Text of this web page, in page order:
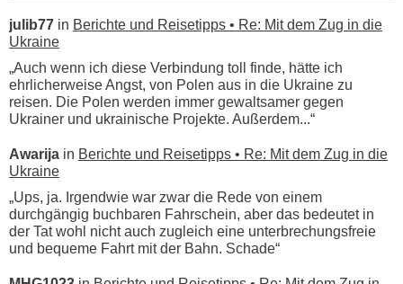
julib77 in Berichte und Reisetipps • Re: Mit dem Zug in die
Ukraine
„Auch wenn ich diese Verbindung toll finde, hätte ich
ehrlicherweise Angst, von Polen aus in die Ukraine zu
reisen. Die Polen werden immer gewaltsamer gegen
Ukrainer und ukrainische Projekte. Außerdem...“
Awarija in Berichte und Reisetipps • Re: Mit dem Zug in die
Ukraine
„Ups, ja. Irgendwie war zwar die Rede von einem
durchgängig buchbaren Fahrschein, aber das bedeutet in
der Tat wohl nicht auch zugleich eine unterbrechungsfreie
und bequeme Fahrt mit der Bahn. Schade“